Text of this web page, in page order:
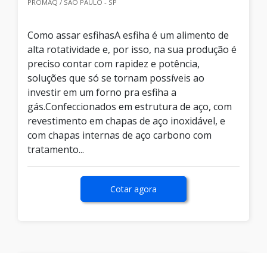
PROMAQ / SÃO PAULO - SP
Como assar esfihasA esfiha é um alimento de
alta rotatividade e, por isso, na sua produção é
preciso contar com rapidez e potência,
soluções que só se tornam possíveis ao
investir em um forno pra esfiha a
gás.Confeccionados em estrutura de aço, com
revestimento em chapas de aço inoxidável, e
com chapas internas de aço carbono com
tratamento...
Cotar agora